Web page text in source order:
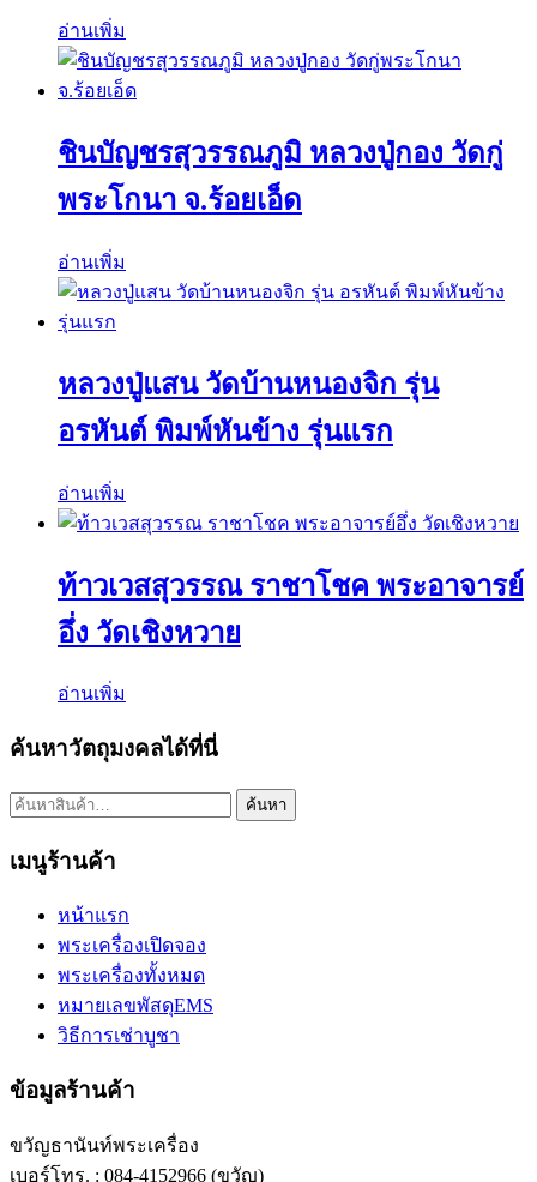
อ่านเพิ่ม
ชินบัญชรสุวรรณภูมิ หลวงปู่กอง วัดกู่
พระโกนา จ.ร้อยเอ็ด
อ่านเพิ่ม
หลวงปู่แสน วัดบ้านหนองจิก รุ่น
อรหันต์ พิมพ์หันข้าง รุ่นแรก
อ่านเพิ่ม
ท้าวเวสสุวรรณ ราชาโชค พระอาจารย์
อึ่ง วัดเชิงหวาย
อ่านเพิ่ม
ค้นหาวัตถุมงคลได้ที่นี่
ค้นหา: ค้นหา
เมนูร้านค้า
หน้าแรก
พระเครื่องเปิดจอง
พระเครื่องทั้งหมด
หมายเลขพัสดุEMS
วิธีการเช่าบูชา
ข้อมูลร้านค้า
ขวัญธานันท์พระเครื่อง
เบอร์โทร. : 084-4152966 (ขวัญ)